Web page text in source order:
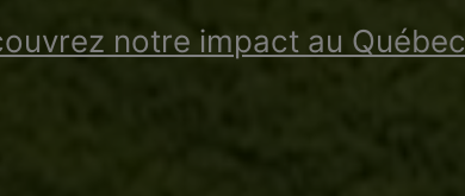
notre impact au Québec